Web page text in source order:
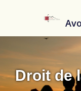
contenu
Droit de